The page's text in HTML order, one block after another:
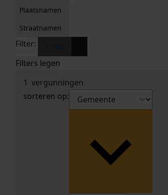
Plaatsnamen
Straatnamen
Filter:
Filters legen
1 vergunningen
sorteren op: